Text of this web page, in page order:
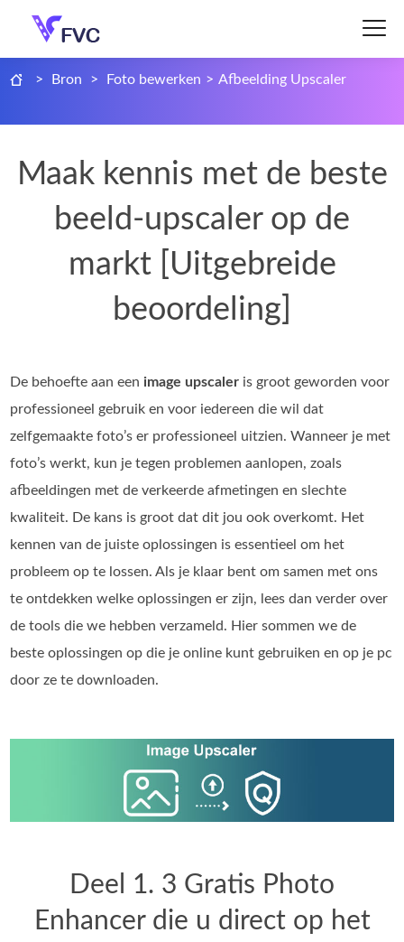
> Bron > Foto bewerken > Afbeelding Upscaler
Maak kennis met de beste
beeld-upscaler op de
markt [Uitgebreide
beoordeling]
De behoefte aan een image upscaler is groot geworden voor
professioneel gebruik en voor iedereen die wil dat
zelfgemaakte foto’s er professioneel uitzien. Wanneer je met
foto’s werkt, kun je tegen problemen aanlopen, zoals
afbeeldingen met de verkeerde afmetingen en slechte
kwaliteit. De kans is groot dat dit jou ook overkomt. Het
kennen van de juiste oplossingen is essentieel om het
probleem op te lossen. Als je klaar bent om samen met ons
te ontdekken welke oplossingen er zijn, lees dan verder over
de tools die we hebben verzameld. Hier sommen we de
beste oplossingen op die je online kunt gebruiken en op je pc
door ze te downloaden.
Deel 1. 3 Gratis Photo
Enhancer die u direct op het